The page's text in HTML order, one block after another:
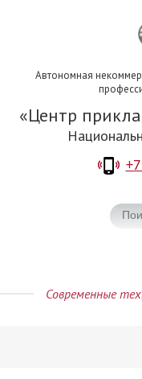
Автономная
Центр
Современные